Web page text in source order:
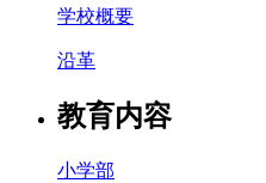
学校概要
沿革
教育内容
小学部